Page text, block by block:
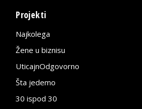
Projekti
Najkolega
Žene u biznisu
UticajnOdgovorno
Šta jedemo
30 ispod 30